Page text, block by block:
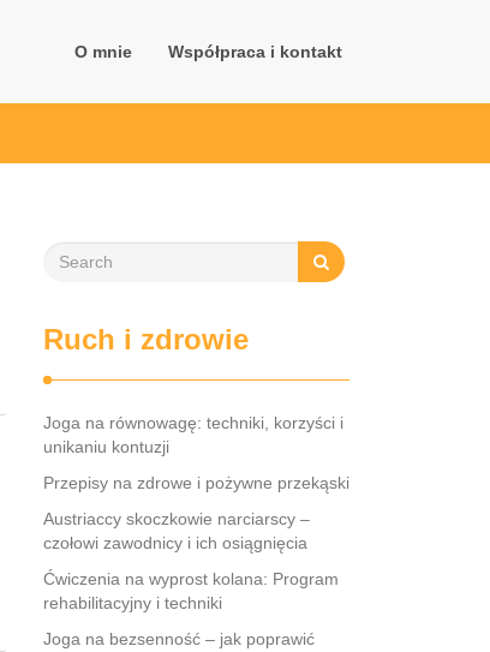
O mnie Współpraca i kontakt
Ruch i zdrowie
Joga na równowagę: techniki, korzyści i
unikaniu kontuzji
Przepisy na zdrowe i pożywne przekąski
Austriaccy skoczkowie narciarscy –
czołowi zawodnicy i ich osiągnięcia
Ćwiczenia na wyprost kolana: Program
rehabilitacyjny i techniki
Joga na bezsenność – jak poprawić